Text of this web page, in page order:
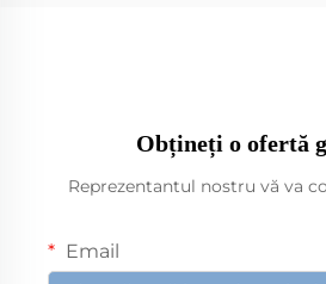
Obțineți o ofertă
Reprezentantul nostru vă va
Email